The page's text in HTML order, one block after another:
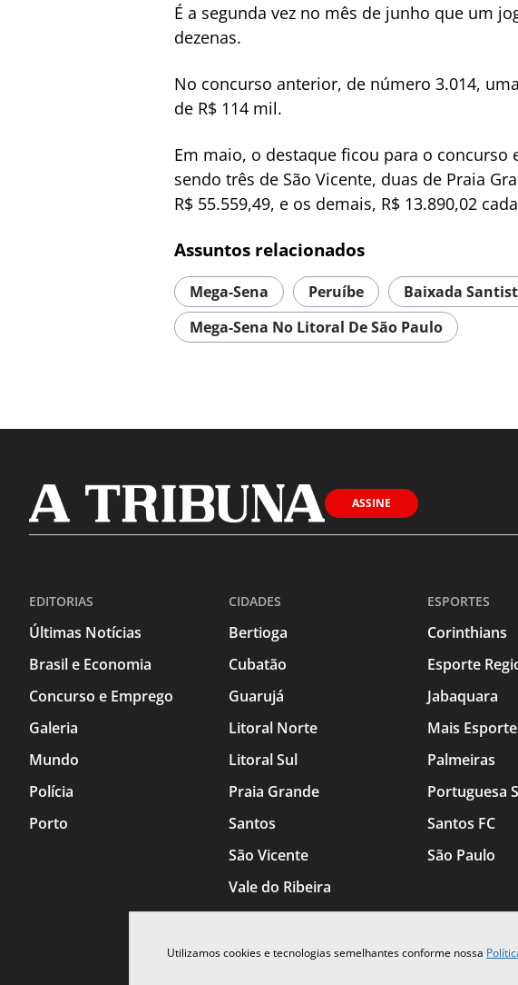
É a segunda vez no mês de junho que um
dezenas.
No concurso anterior, de número 3.014, uma
de R$ 114 mil.
Em maio, o destaque ficou para o concurso
sendo três de São Vicente, duas de Praia
R$ 55.559,49, e os demais, R$ 13.890,02
Assuntos relacionados
Mega-Sena Peruíbe Baixada
Mega-Sena No Litoral De São Paulo
Utilizamos cookies e tecnologias semelhantes conforme nossa
ASSINE
EDITORIAS
Últimas Notícias
Brasil e Economia
Concurso e Emprego
Galeria
Mundo
Polícia
Porto
CIDADES
Bertioga
Cubatão
Guarujá
Litoral Norte
Litoral Sul
Praia Grande
Santos
São Vicente
Vale do Ribeira
ESPORTES
Corinthians
Esporte
Jabaquara
Mais
Palmeiras
Portuguesa
Santos FC
São Paulo